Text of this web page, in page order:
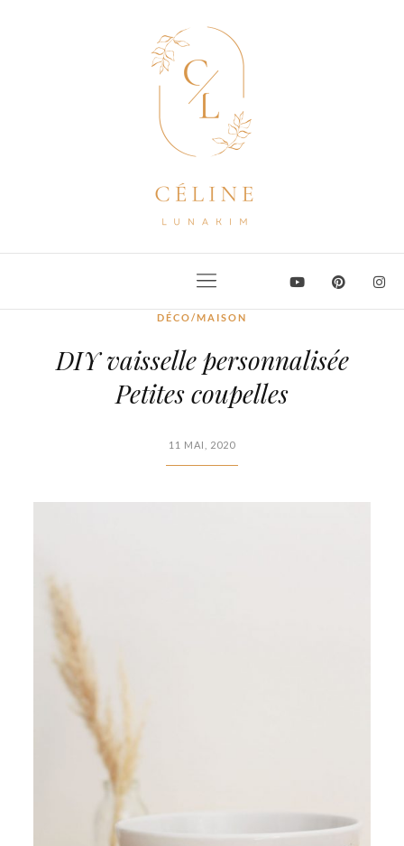
DÉCO/MAISON
DIY vaisselle personnalisée
Petites coupelles
11 MAI, 2020